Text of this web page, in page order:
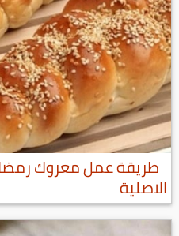
طريقة عمل معروك
الاصلية